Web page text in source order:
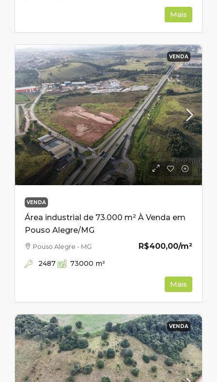
Mais
VENDA
VENDA
Área industrial de 73.000 m² À Venda em
Pouso Alegre/MG
R$400,00/m²
Pouso Alegre - MG
2487 73000 m²
Mais
VENDA